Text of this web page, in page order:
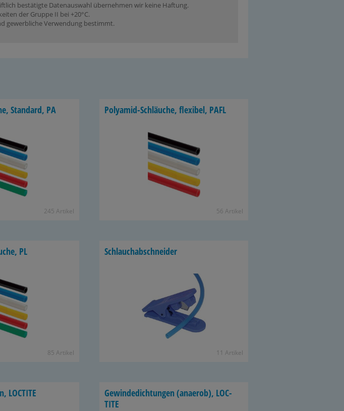
bestätigte Datenauswahl übernehmen wir keine Haftung.
der Gruppe II bei +20°C.
gewerbliche Verwendung bestimmt.
Stan­dard, PA
245 Ar­ti­kel
Polyamid-​Schläuche, fle­xi­bel, PAFL
56 Ar­ti­kel
PL
85 Ar­ti­kel
Schlauch­ab­schnei­der
11 Ar­ti­kel
LOC­TI­TE
Ge­win­de­dich­tun­gen (an­ae­rob), LOC­
TI­TE